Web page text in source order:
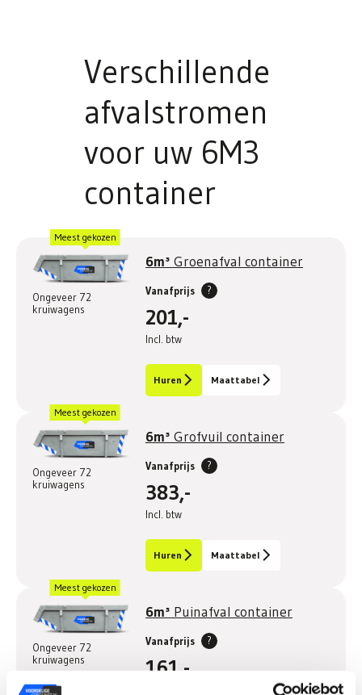
Verschillende
afvalstromen
voor uw 6M3
container
Meest gekozen
Ongeveer 72
kruiwagens
6m³ Groenafval container
Vanafprijs ?
201,-
Incl. btw
Huren Maattabel
Meest gekozen
Ongeveer 72
kruiwagens
6m³ Grofvuil container
Vanafprijs ?
383,-
Incl. btw
Huren Maattabel
Meest gekozen
Ongeveer 72
kruiwagens
6m³ Puinafval container
Vanafprijs ?
161,-